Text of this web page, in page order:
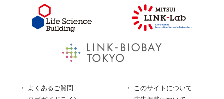
よくあるご質問
このサイトについて